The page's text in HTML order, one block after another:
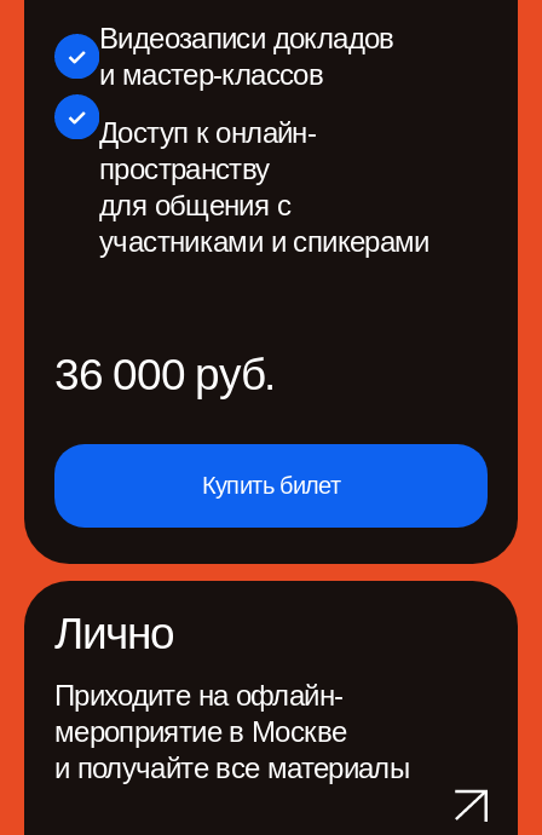
68 000 руб.
от организаторов и материалам
Сезон
Купить билет
Билет «Лично»
на PeopleSense'26, 4-5
Билет «Лично»
10−11 сентября 2026
Онлайн-доступ к докладам
20+ часов контента
с 1 компьютера
Видеозаписи докладов